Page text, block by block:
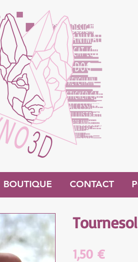
BOUTIQUE CONTACT
Tournesol
1,50 €Prix